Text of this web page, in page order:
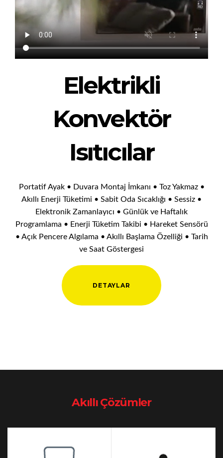
Elektrikli
Konvektör
Isıtıcılar
Portatif Ayak • Duvara Montaj İmkanı • Toz Yakmaz •
Akıllı Enerji Tüketimi • Sabit Oda Sıcaklığı • Sessiz •
Elektronik Zamanlayıcı • Günlük ve Haftalık
Programlama • Enerji Tüketim Takibi • Hareket Sensörü
• Açık Pencere Algılama • Akıllı Başlama Özelliği • Tarih
ve Saat Göstergesi
DETAYLAR
Akıllı Çözümler